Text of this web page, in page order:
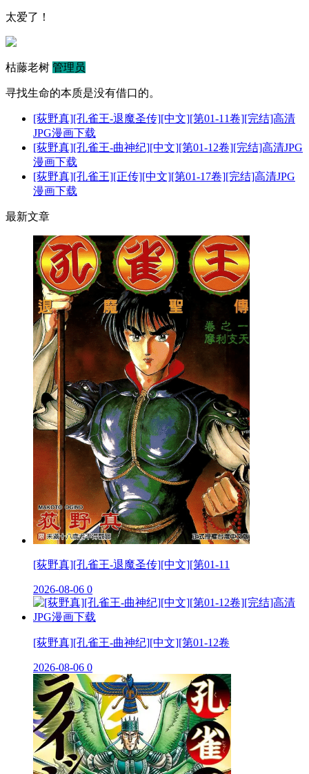
太爱了！
枯藤老树 管理员
寻找生命的本质是没有借口的。
[荻野真][孔雀王-退魔圣传][中文][第01-11卷][完结]高清
JPG漫画下载
[荻野真][孔雀王-曲神纪][中文][第01-12卷][完结]高清JPG
漫画下载
[荻野真][孔雀王][正传][中文][第01-17卷][完结]高清JPG
漫画下载
最新文章
[荻野真][孔雀王-退魔圣传][中文][第01-11
2026-08-06 0
[荻野真][孔雀王-曲神纪][中文][第01-12卷
2026-08-06 0